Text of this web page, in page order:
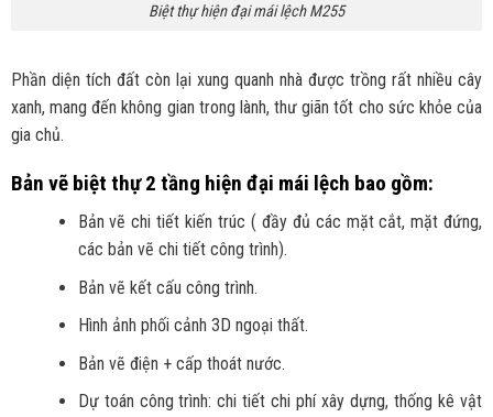
Biệt thự hiện đại mái lệch M255
Phần diện tích đất còn lại xung quanh nhà được trồng rất nhiều cây
xanh, mang đến không gian trong lành, thư giãn tốt cho sức khỏe của
gia chủ.
Bản vẽ biệt thự 2 tầng hiện đại mái lệch bao gồm:
Bản vẽ chi tiết kiến trúc ( đầy đủ các mặt cắt, mặt đứng,
các bản vẽ chi tiết công trình).
Bản vẽ kết cấu công trình.
Hình ảnh phối cảnh 3D ngoại thất.
Bản vẽ điện + cấp thoát nước.
Dự toán công trình: chi tiết chi phí xây dựng, thống kê vật